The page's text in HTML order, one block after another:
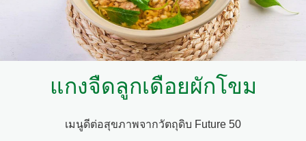
เมนูอาหารประจำภาค
แกงจืดลูกเดือยผักโขม
เมนูดีต่อสุขภาพจากวัตถุดิบ Future 50